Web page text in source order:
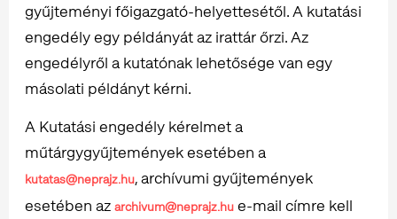
gyűjteményi főigazgató-helyettesétől. A kutatási
engedély egy példányát az irattár őrzi. Az
engedélyről a kutatónak lehetősége van egy
másolati példányt kérni.
A Kutatási engedély kérelmet a
műtárgygyűjtemények esetében a
kutatas@neprajz.hu, archívumi gyűjtemények
esetében az archivum@neprajz.hu e-mail címre kell